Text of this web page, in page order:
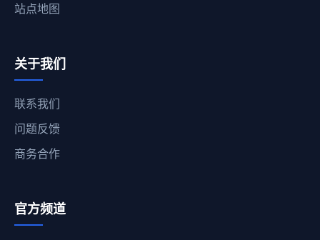
站点地图
关于我们
联系我们
问题反馈
商务合作
官方频道